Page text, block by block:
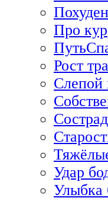
Про кур
Рост
Слепой
Удар
Улыбка